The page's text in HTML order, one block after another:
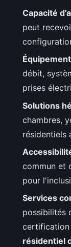
Capacité
peut
débit,
prises
Solutions
chambres,
résidentiels
commun et
pour
Services
possibilités
certification
résidentiel